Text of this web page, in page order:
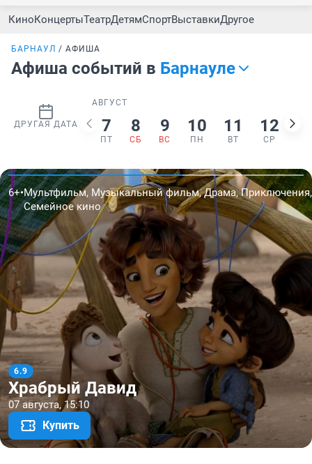
КиноКонцертыТеатрДетямСпортВыставкиДругое
БАРНАУЛ АФИША
Афиша событий в Барнауле
ДРУГАЯ ДАТА
АВГУСТ
7
ПТ
8
СБ
9
ВС
10
ПН
11
ВТ
12
СР
Не ори
12 августа, 19:00
Купить
16+•Комедия